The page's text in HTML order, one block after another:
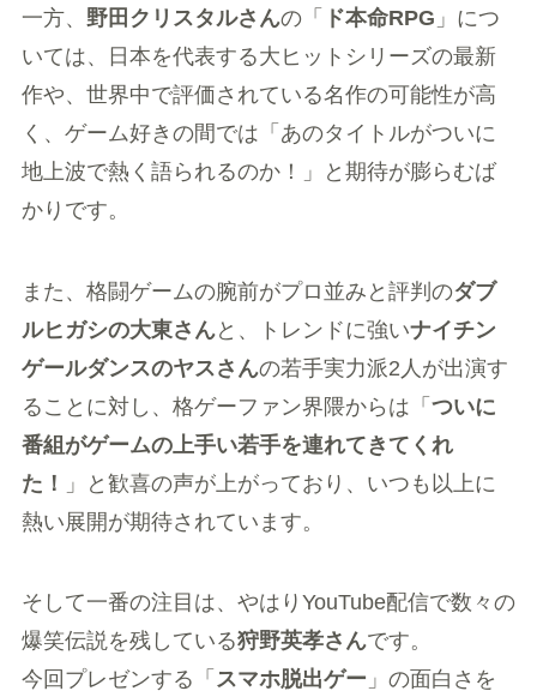
一方、 野田クリスタルさんの「 ド本命RPG 」につ
いては、日本を代表する大ヒットシリーズの最新
作や、世界中で評価されている名作の可能性が高
く、ゲーム好きの間では「あのタイトルがついに
地上波で熱く語られるのか！」と期待が膨らむば
かりです。
また、格闘ゲームの腕前がプロ並みと評判のダブ
ルヒガシの大東さんと、トレンドに強いナイチン
ゲールダンスのヤスさんの若手実力派2人が出演す
ることに対し、格ゲーファン界隈からは「 ついに
番組がゲームの上手い若手を連れてきてくれ
た！
」と歓喜の声が上がっており、いつも以上に
熱い展開が期待されています。
そして一番の注目は、やはりYouTube配信で数々の
爆笑伝説を残している狩野英孝さんです。
今回プレゼンする「 スマホ脱出ゲー 」の面白さを